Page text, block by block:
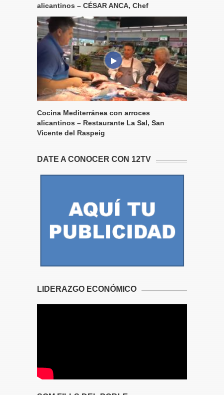
alicantinos – CÉSAR ANCA, Chef
Cocina Mediterránea con arroces
alicantinos – Restaurante La Sal, San
Vicente del Raspeig
DATE A CONOCER CON 12TV
LIDERAZGO ECONÓMICO